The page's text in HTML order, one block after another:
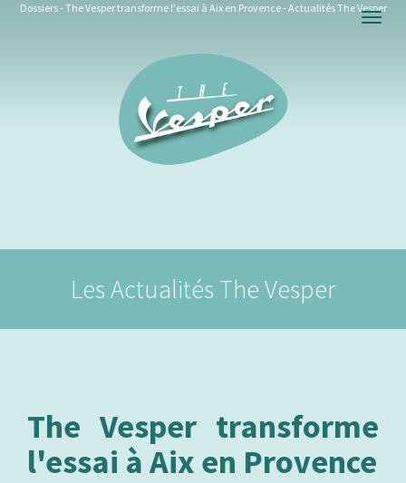
Dossiers - The Vesper transforme l'essai à Aix en Provence - Actualités The Vesper
Les Actualités The Vesper
The Vesper transforme
l'essai à Aix en Provence